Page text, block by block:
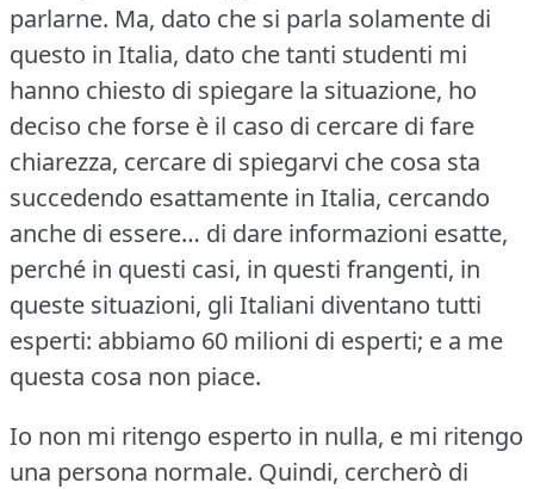
parlarne. Ma, dato che si parla solamente di
questo in Italia, dato che tanti studenti mi
hanno chiesto di spiegare la situazione, ho
deciso che forse è il caso di cercare di fare
chiarezza, cercare di spiegarvi che cosa sta
succedendo esattamente in Italia, cercando
anche di essere… di dare informazioni esatte,
perché in questi casi, in questi frangenti, in
queste situazioni, gli Italiani diventano tutti
esperti: abbiamo 60 milioni di esperti; e a me
questa cosa non piace.
Io non mi ritengo esperto in nulla, e mi ritengo
una persona normale. Quindi, cercherò di